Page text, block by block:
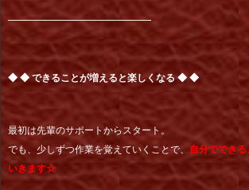
━━━━━━━━━━━━━━━
◆ ◆ できることが増えると楽しくなる ◆ ◆
最初は先輩のサポートからスタート。
でも、少しずつ作業を覚えていくことで、 自分ででき
いきます☆